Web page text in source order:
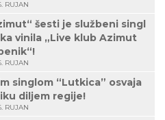
RUJAN
šesti je službeni singl
vinila „Live klub Azimut
RUJAN
singlom “Lutkica” osvaja
diljem regije!
RUJAN